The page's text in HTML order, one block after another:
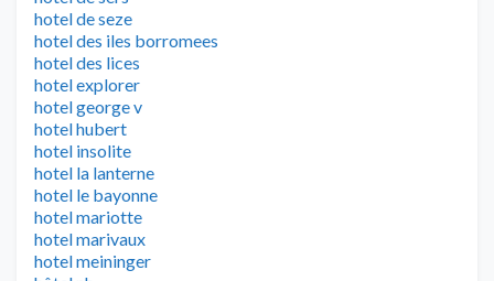
hotel de seze
hotel des iles borromees
hotel des lices
hotel explorer
hotel george v
hotel hubert
hotel insolite
hotel la lanterne
hotel le bayonne
hotel mariotte
hotel marivaux
hotel meininger